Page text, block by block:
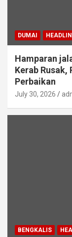
DUMAI
Hamparan
Kerab Rusak,
Perbaikan
July 30, 2026
BENGKALIS